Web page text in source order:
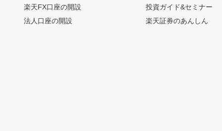
楽天FX口座の開設
法人口座の開設
投資ガイド&セミナー
楽天証券のあんしん